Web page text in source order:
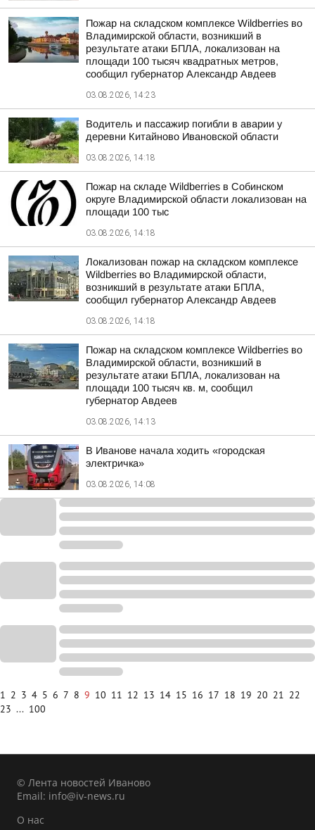
Пожар на складском комплексе Wildberries во
Владимирской области, возникший в
результате атаки БПЛА, локализован на
площади 100 тысяч квадратных метров,
сообщил губернатор Александр Авдеев
03.08.2026, 14:23
Водитель и пассажир погибли в аварии у
деревни Китайново Ивановской области
03.08.2026, 14:18
Пожар на складе Wildberries в Собинском
округе Владимирской области локализован на
площади 100 тыс
03.08.2026, 14:18
Локализован пожар на складском комплексе
Wildberries во Владимирской области,
возникший в результате атаки БПЛА,
сообщил губернатор Александр Авдеев
03.08.2026, 14:18
Пожар на складском комплексе Wildberries во
Владимирской области, возникший в
результате атаки БПЛА, локализован на
площади 100 тысяч кв. м, сообщил
губернатор Авдеев
03.08.2026, 14:13
В Иванове начала ходить «городская
электричка»
03.08.2026, 14:08
1 2 3 4 5 6 7 8 9 10 11 12 13 14 15 16 17 18 19 20 21 22
23 ... 100
© Лента новостей Иваново
Email: info@iv-news.ru
О нас